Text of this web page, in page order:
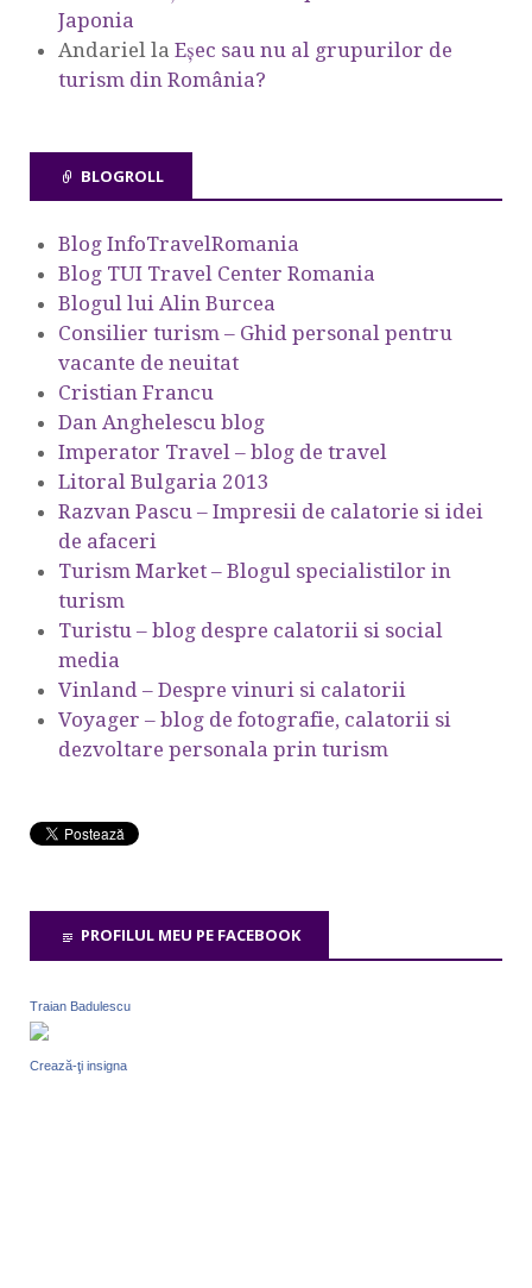
Japonia
Andariel la Eşec sau nu al grupurilor de
turism din România?
BLOGROLL
Blog InfoTravelRomania
Blog TUI Travel Center Romania
Blogul lui Alin Burcea
Consilier turism – Ghid personal pentru
vacante de neuitat
Cristian Francu
Dan Anghelescu blog
Imperator Travel – blog de travel
Litoral Bulgaria 2013
Razvan Pascu – Impresii de calatorie si idei
de afaceri
Turism Market – Blogul specialistilor in
turism
Turistu – blog despre calatorii si social
media
Vinland – Despre vinuri si calatorii
Voyager – blog de fotografie, calatorii si
dezvoltare personala prin turism
PROFILUL MEU PE FACEBOOK
Traian Badulescu
Crează-ţi insigna